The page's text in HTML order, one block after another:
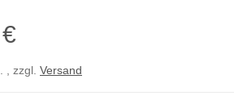
, zzgl. Versand